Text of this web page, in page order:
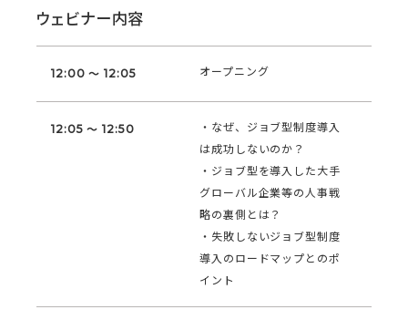
ウェビナー内容
12:00 ～ 12:05 オープニング
12:05 ～ 12:50
・なぜ、ジョブ型制度導入
は成功しないのか？
・ジョブ型を導入した大手
グローバル企業等の人事戦
略の裏側とは？
・失敗しないジョブ型制度
導入のロードマップとのポ
イント